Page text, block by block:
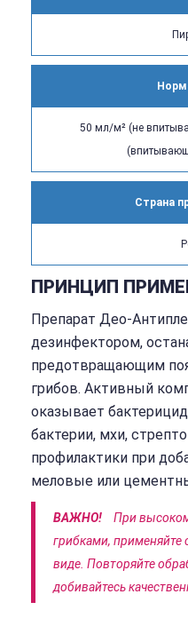
50 мл/м² (не
Страна
ПРИНЦИП
Препарат Део-
дезинфектором,
предотвращающим
грибов. Активный
оказывает
бактерии, мхи,
профилактики при
меловые или
ВАЖНО!
При
грибками, применяйте
виде. Повторяйте
добивайтесь